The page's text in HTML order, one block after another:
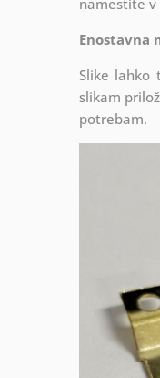
Enostavna
Slike lahko
slikam
potrebam.